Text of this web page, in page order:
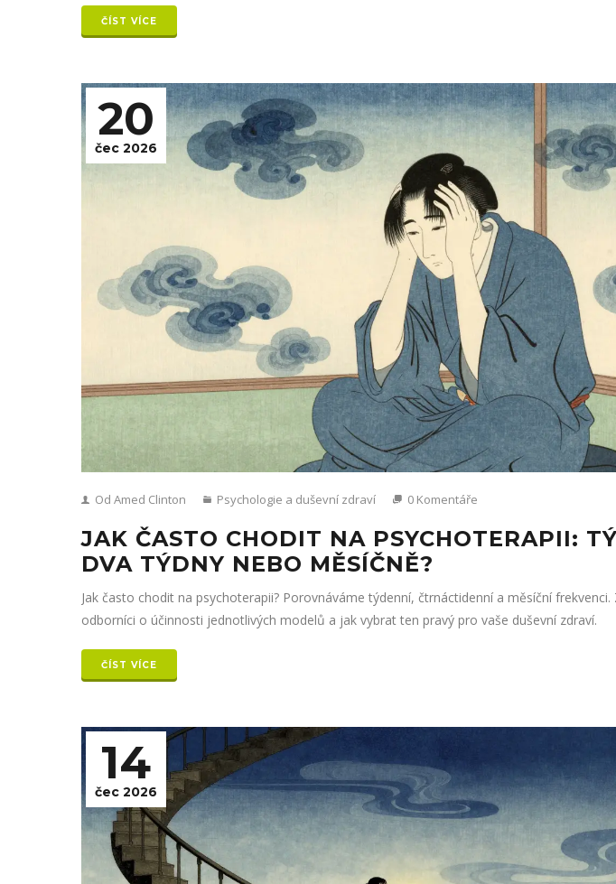
ČÍST VÍCE
20
čec 2026
Od Amed Clinton Psychologie a duševní zdraví 0 Komentáře
JAK ČASTO CHODIT NA PSYCHOTERAPII:
DVA TÝDNY NEBO MĚSÍČNĚ?
Jak často chodit na psychoterapii? Porovnáváme týdenní, čtrnáctidenní a měsíční
odborníci o účinnosti jednotlivých modelů a jak vybrat ten pravý pro vaše duševní zdraví.
ČÍST VÍCE
14
čec 2026